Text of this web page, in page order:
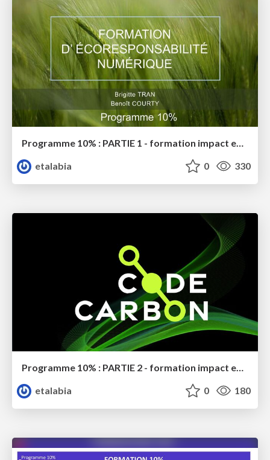
etalabia
0 330
Programme 10% : PARTIE 2 - formation impact environnemental
etalabia
0 180